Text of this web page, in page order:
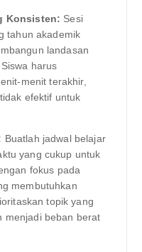
Konsisten: Sesi
tahun akademik
landasan
harus
menit terakhir,
efektif untuk
Buatlah jadwal belajar
yang cukup untuk
fokus pada
membutuhkan
topik yang
menjadi beban berat